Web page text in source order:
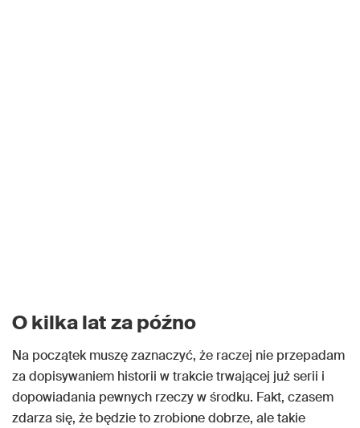
O kilka lat za późno
Na początek muszę zaznaczyć, że raczej nie przepadam
za dopisywaniem historii w trakcie trwającej już serii i
dopowiadania pewnych rzeczy w środku. Fakt, czasem
zdarza się, że będzie to zrobione dobrze, ale takie